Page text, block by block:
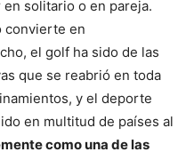
solitario o en pareja.
convierte en
el golf ha sido de las
que se reabrió en toda
y el deporte
en multitud de países al
como una de las